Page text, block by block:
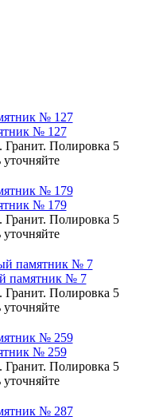
№ 127
Гранит. Полировка 5
№ 179
Гранит. Полировка 5
памятник № 7
Гранит. Полировка 5
№ 259
Гранит. Полировка 5